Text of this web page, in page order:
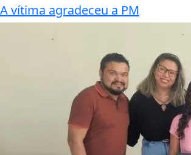
A vítima agradeceu a PM